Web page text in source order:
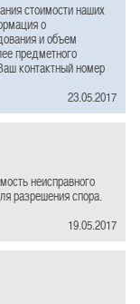
стоимости наших
о
и объем
предметного
контактный номер
23.05.2017
неисправного
разрешения спора.
19.05.2017